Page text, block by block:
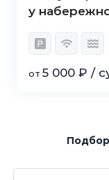
у
от 5 000 ₽ /